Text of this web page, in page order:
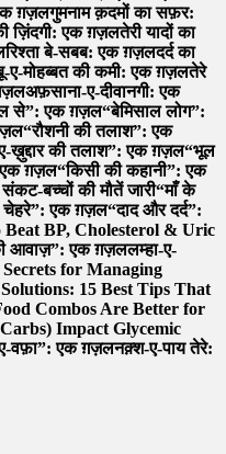
ग़ज़लगुमनाम क़दमों का सफ़र:
ज़िंदगी: एक ग़ज़लतेरी यादों का
रिश्ता बे-सबब: एक ग़ज़लदर्द का
ए-मोहब्बत की कमी: एक ग़ज़लतेरे
अफ़साना-ए-दीवानगी: एक
से”: एक ग़ज़ल“बेमिसाल लोग”:
“रौशनी की तलाश”: एक
ख़ुद्दार की तलाश”: एक ग़ज़ल“भूल
एक ग़ज़ल“किसी की कहानी”: एक
बच्चों की मौतें जारी“माँ के
एक ग़ज़ल“दाद और दर्द”:
BP, Cholesterol & Uric
आवाज़”: एक ग़ज़ललम्हा-ए-
for Managing
15 Best Tips That
Combos Are Better for
Impact Glycemic
वफ़ा”: एक ग़ज़लनक़्श-ए-पाय तेरे: